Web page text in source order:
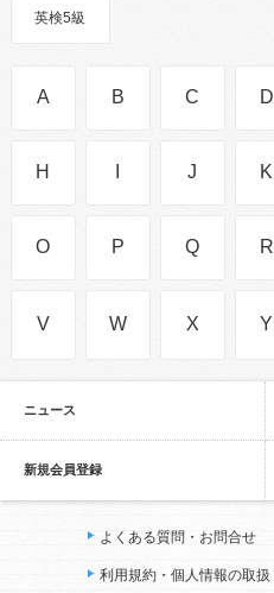
英検5級
A B C D
H J K
O P Q R
V W X Y
ニュース
新規会員登録
よくある質問・お問合せ
利用規約・個人情報の取扱